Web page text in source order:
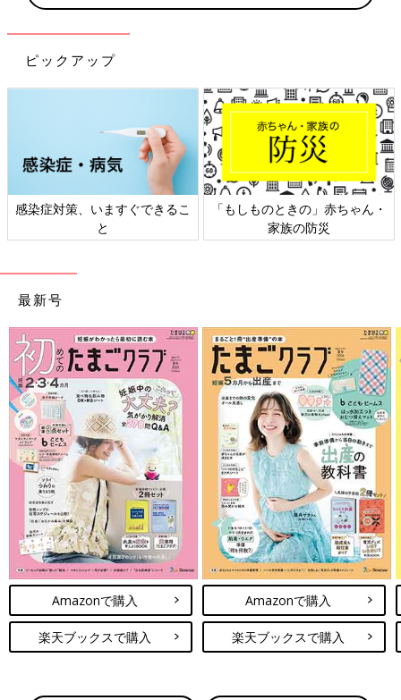
ピックアップ
日本外来小児科学会リーフレッ
ト検討会
六星占術 細木かおりさんの人生
相談
最新号
Amazonで購入
楽天ブックスで購入
Amazonで購入
楽天ブックスで購入